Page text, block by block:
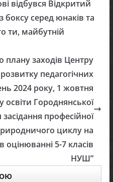
відбувся Відкритий
боксу серед юнаків та
ти, майбутній
плану заходів Центру
педагогічних
2024 року, 1 жовтня
освіти Городнянської
професійної
циклу на
5-7 класів
НУШ”